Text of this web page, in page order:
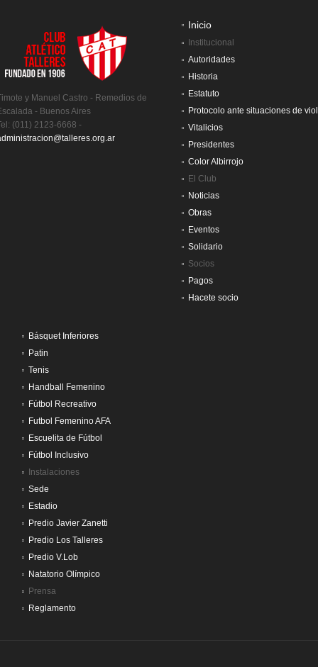
y Manuel Castro - Remedios de
- Buenos Aires
(011) 2123-6668 -
Inicio
Institucional
Autoridades
Historia
Estatuto
Protocolo ante situaciones de
Vitalicios
Presidentes
Color Albirrojo
El Club
Noticias
Obras
Eventos
Solidario
Socios
Pagos
Hacete socio
Básquet Inferiores
Patin
Tenis
Handball Femenino
Fútbol Recreativo
Futbol Femenino AFA
Escuelita de Fútbol
Fútbol Inclusivo
Instalaciones
Sede
Estadio
Predio Javier Zanetti
Predio Los Talleres
Predio V.Lob
Natatorio Olímpico
Prensa
Reglamento